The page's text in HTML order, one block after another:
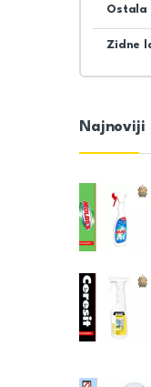
Ostala
Zidne
Najnoviji